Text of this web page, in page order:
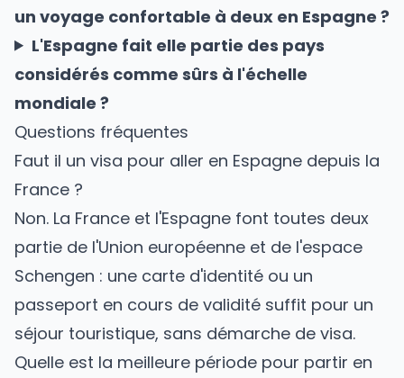
un voyage confortable à deux en Espagne ?
L'Espagne fait elle partie des pays
considérés comme sûrs à l'échelle
mondiale ?
Questions fréquentes
Faut il un visa pour aller en Espagne depuis la
France ?
Non. La France et l'Espagne font toutes deux
partie de l'Union européenne et de l'espace
Schengen : une carte d'identité ou un
passeport en cours de validité suffit pour un
séjour touristique, sans démarche de visa.
Quelle est la meilleure période pour partir en